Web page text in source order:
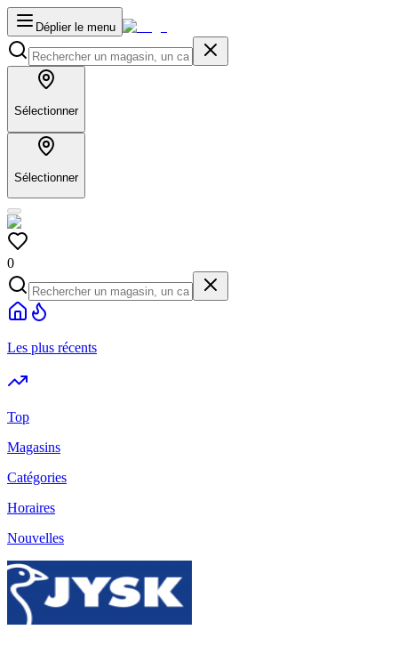
Déplier le menu
Sélectionner
Sélectionner
0
Les plus récents
Top
Magasins
Catégories
Horaires
Nouvelles